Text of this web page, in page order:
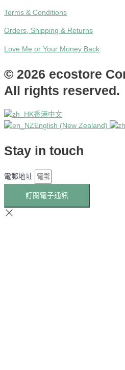
Terms & Conditions
Orders, Shipping & Returns
Love Me or Your Money Back
© 2026 ecostore
All rights reserved.
香港中文
English (New Zealand)
Stay in touch
電郵地址
訂閱電子通訊